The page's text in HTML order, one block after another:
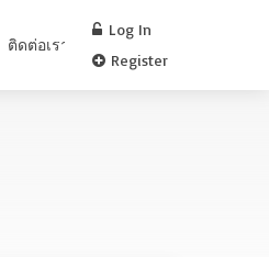
ติดต่อเรา
Log In
Register